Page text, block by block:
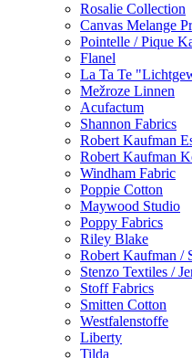
Rosalie Collection
Canvas Melange
Pointelle / Pique
Flanel
La Ta Te
Mežroze Linnen
Acufactum
Shannon Fabrics
Robert Kaufman
Robert Kaufman
Windham Fabric
Poppie Cotton
Maywood Studio
Poppy Fabrics
Riley Blake
Robert Kaufman /
Stenzo Textiles /
Stoff Fabrics
Smitten Cotton
Westfalenstoffe
Liberty
Tilda